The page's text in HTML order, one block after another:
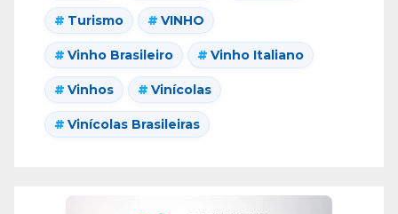
Turismo VINHO
Vinho Brasileiro Vinho Italiano
Vinhos Vinícolas
Vinícolas Brasileiras